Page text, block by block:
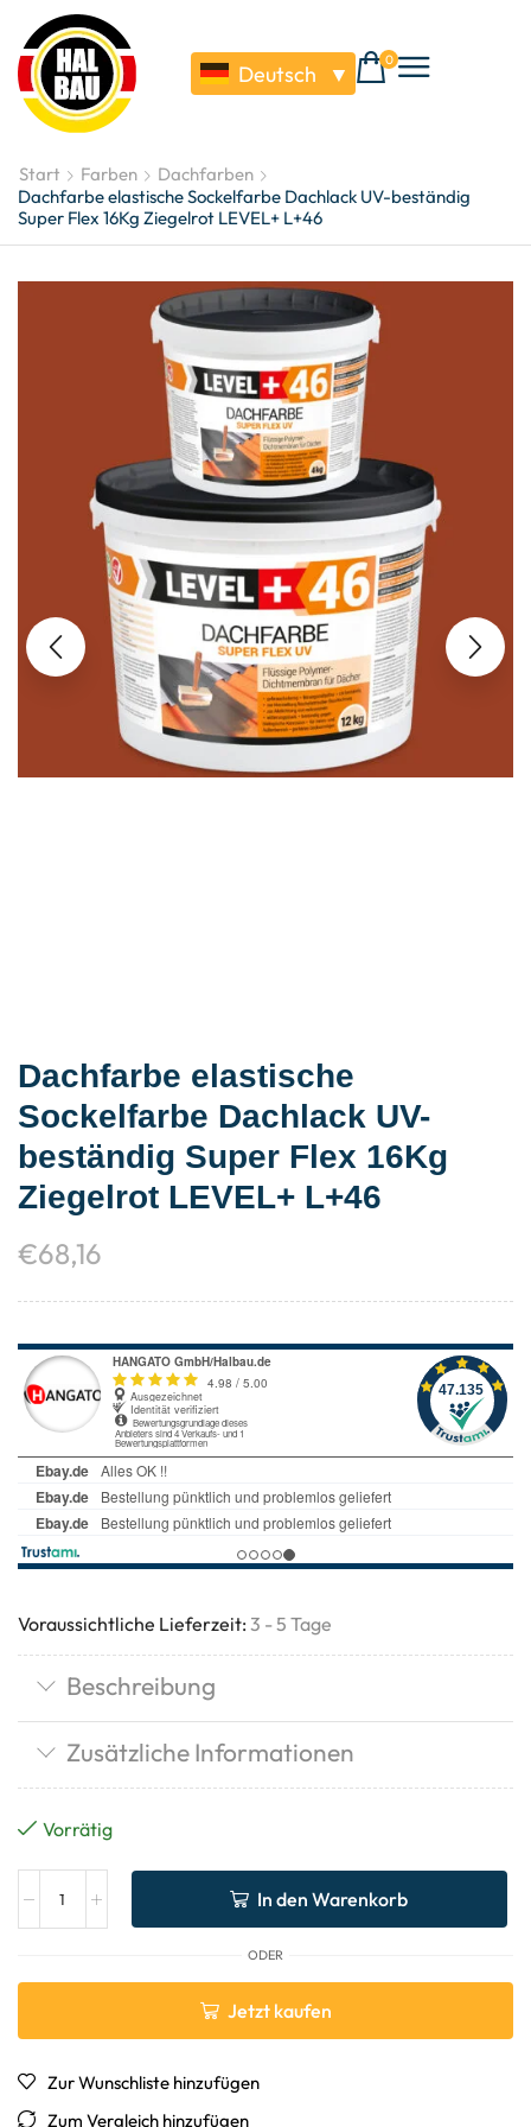
Deutsch ▼
0
Start Farben
Dachfarben
Dachfarbe elastische Sockelfarbe Dachlack UV-beständig
Super Flex 16Kg Ziegelrot LEVEL+ L+46
Dachfarbe elastische
Sockelfarbe Dachlack UV-
beständig Super Flex 16Kg
Ziegelrot LEVEL+ L+46
€68,16
Voraussichtliche Lieferzeit: 3 - 5 Tage
Beschreibung
Zusätzliche Informationen
Vorrätig
In den Warenkorb
ODER
Jetzt kaufen
Zur Wunschliste hinzufügen
Zum Vergleich hinzufügen